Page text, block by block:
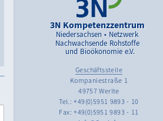
3N Kompetenzzentrum
Niedersachsen • Netzwerk
Nachwachsende Rohstoffe
und Bioökonomie e.V.
Geschäftsstelle
Kompaniestraße 1
49757 Werlte
Tel.: +49(0)5951 9893 - 10
Fax: +49(0)5951 9893 - 11